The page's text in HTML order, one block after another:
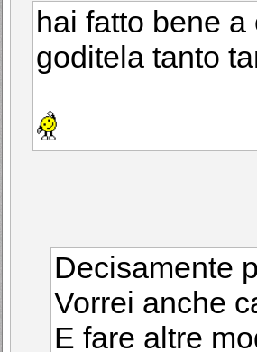
hai fatto bene
goditela tanto
Decisamente
Vorrei anche
E fare altre